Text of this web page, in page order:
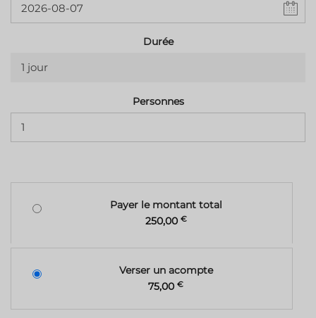
Durée
1 jour
Personnes
Payer le montant total
250,00 €
Verser un acompte
75,00 €